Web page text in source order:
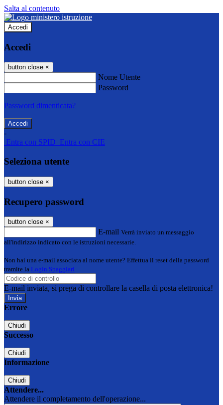
Salta al contenuto
Accedi
Accedi
button close ×
Nome Utente
Password
Password dimenticata?
-
Entra con SPID Entra con CIE
Seleziona utente
button close ×
Recupero password
button close ×
E-mail Verrà inviato un messaggio
all'indirizzo indicato con le istruzioni necessarie.
Non hai una e-mail associata al nome utente? Effettua il reset della password
tramite la Login Spaggiari
E-mail inviata, si prega di controllare la casella di posta elettronica!
Errore
Chiudi
Successo
Chiudi
Informazione
Chiudi
Attendere...
Attendere il completamento dell'operazione...